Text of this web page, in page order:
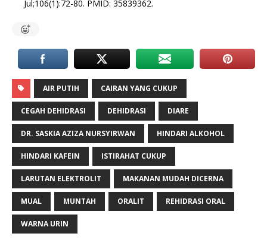
Jul;106(1):72-80. PMID: 35839362.
AIR PUTIH CAIRAN YANG CUKUP
CEGAH DEHIDRASI DEHIDRASI DIARE
DR. SASKIA AZIZA NURSYIRWAN HINDARI ALKOHOL
HINDARI KAFEIN ISTIRAHAT CUKUP
LARUTAN ELEKTROLIT MAKANAN MUDAH DICERNA
MUAL MUNTAH ORALIT REHIDRASI ORAL
WARNA URIN